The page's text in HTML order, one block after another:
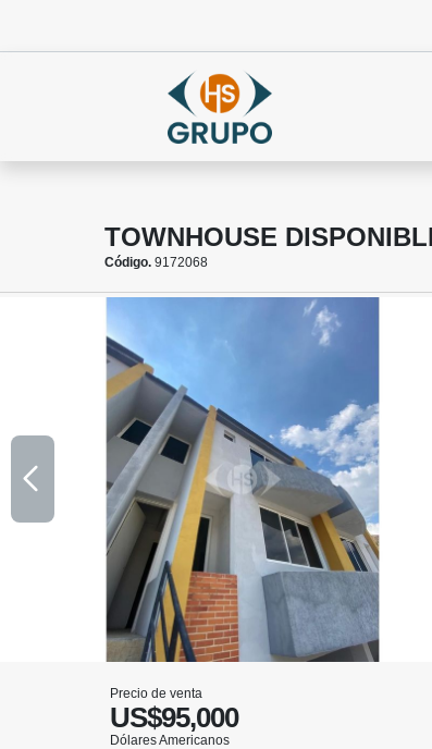
TOWNHOUSE
Código. 9172068
Precio de venta
US$95,000
Dólares Americanos